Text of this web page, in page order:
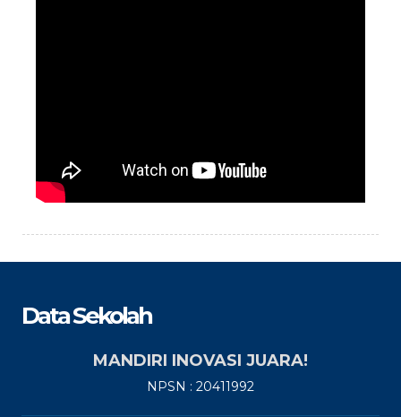
Data Sekolah
MANDIRI INOVASI JUARA!
NPSN : 20411992